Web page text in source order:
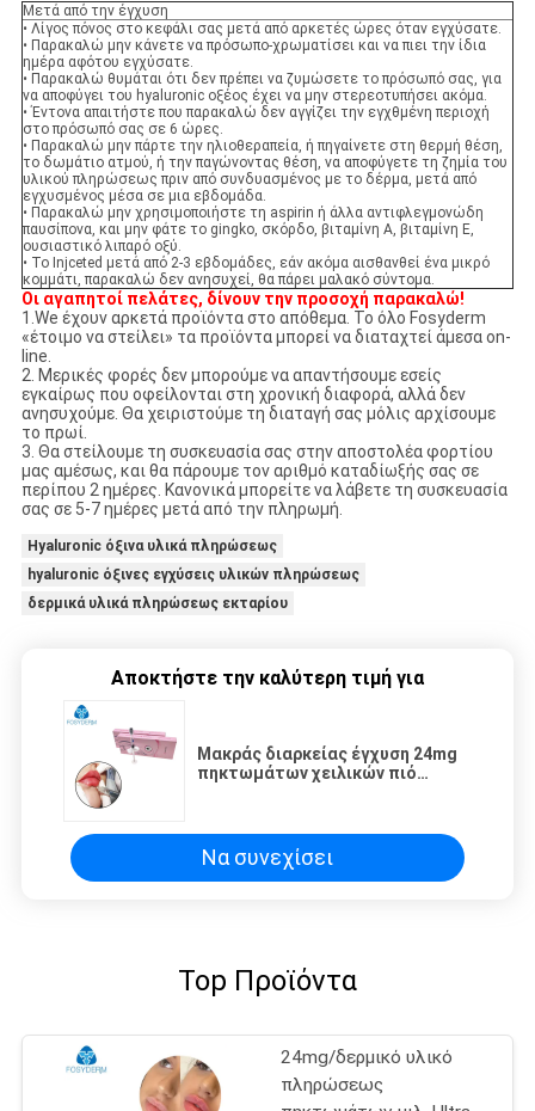
Μετά από την έγχυση
• Λίγος πόνος στο κεφάλι σας μετά από αρκετές ώρες όταν εγχύσατε.
• Παρακαλώ μην κάνετε να πρόσωπο-χρωματίσει και να πιει την ίδια
ημέρα αφότου εγχύσατε.
• Παρακαλώ θυμάται ότι δεν πρέπει να ζυμώσετε το πρόσωπό σας, για
να αποφύγει του hyaluronic οξέος έχει να μην στερεοτυπήσει ακόμα.
• Έντονα απαιτήστε που παρακαλώ δεν αγγίζει την εγχθμένη περιοχή
στο πρόσωπό σας σε 6 ώρες.
• Παρακαλώ μην πάρτε την ηλιοθεραπεία, ή πηγαίνετε στη θερμή θέση,
το δωμάτιο ατμού, ή την παγώνοντας θέση, να αποφύγετε τη ζημία του
υλικού πληρώσεως πριν από συνδυασμένος με το δέρμα, μετά από
εγχυσμένος μέσα σε μια εβδομάδα.
• Παρακαλώ μην χρησιμοποιήστε τη aspirin ή άλλα αντιφλεγμονώδη
παυσίπονα, και μην φάτε το gingko, σκόρδο, βιταμίνη Α, βιταμίνη Ε,
ουσιαστικό λιπαρό οξύ.
• Το Injceted μετά από 2-3 εβδομάδες, εάν ακόμα αισθανθεί ένα μικρό
κομμάτι, παρακαλώ δεν ανησυχεί, θα πάρει μαλακό σύντομα.
Οι αγαπητοί πελάτες, δίνουν την προσοχή παρακαλώ!
1.We έχουν αρκετά προϊόντα στο απόθεμα. Το όλο Fosyderm
«έτοιμο να στείλει» τα προϊόντα μπορεί να διαταχτεί άμεσα on-
line.
2. Μερικές φορές δεν μπορούμε να απαντήσουμε εσείς
εγκαίρως που οφείλονται στη χρονική διαφορά, αλλά δεν
ανησυχούμε. Θα χειριστούμε τη διαταγή σας μόλις αρχίσουμε
το πρωί.
3. Θα στείλουμε τη συσκευασία σας στην αποστολέα φορτίου
μας αμέσως, και θα πάρουμε τον αριθμό καταδίωξής σας σε
περίπου 2 ημέρες. Κανονικά μπορείτε να λάβετε τη συσκευασία
σας σε 5-7 ημέρες μετά από την πληρωμή.
Hyaluronic όξινα υλικά πληρώσεως
hyaluronic όξινες εγχύσεις υλικών πληρώσεως
δερμικά υλικά πληρώσεως εκταρίου
Αποκτήστε την καλύτερη τιμή για
Μακράς διαρκείας έγχυση 24mg
πηκτωμάτων χειλικών πιό
Να συνεχίσει
Top Προϊόντα
24mg/δερμικό υλικό
πληρώσεως